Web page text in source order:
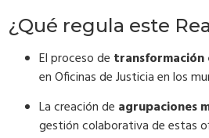
¿Qué regula este
El proceso de transformación
en Oficinas de Justicia en los
La creación de agrupaciones
gestión colaborativa de estas